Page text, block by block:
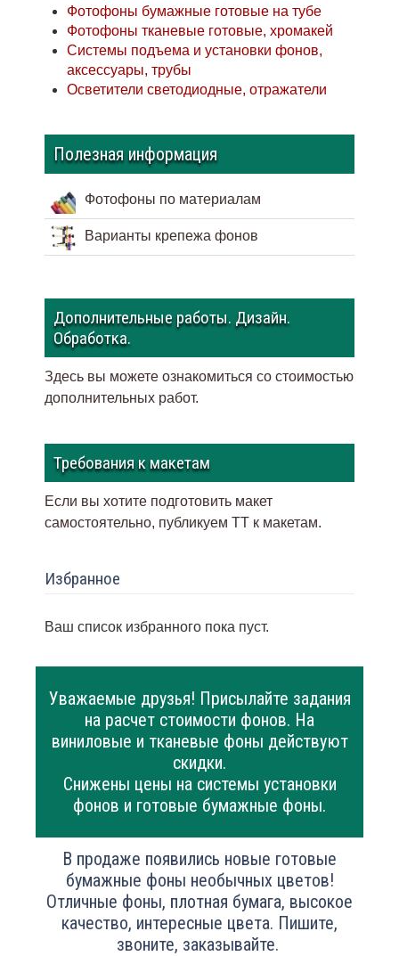
Фотофоны бумажные готовые на тубе
Фотофоны тканевые готовые, хромакей
Системы подъема и установки фонов,
аксессуары, трубы
Осветители светодиодные, отражатели
Полезная информация
Фотофоны по материалам
Варианты крепежа фонов
Дополнительные работы. Дизайн.
Обработка.
Здесь вы можете ознакомиться со стоимостью
дополнительных работ.
Требования к макетам
Если вы хотите подготовить макет
самостоятельно, публикуем ТТ к макетам.
Избранное
Ваш список избранного пока пуст.
Уважаемые друзья! Присылайте задания
на расчет стоимости фонов. На
виниловые и тканевые фоны действуют
скидки.
Снижены цены на системы установки
фонов и готовые бумажные фоны.
В продаже появились новые готовые
бумажные фоны необычных цветов!
Отличные фоны, плотная бумага, высокое
качество, интересные цвета. Пишите,
звоните, заказывайте.